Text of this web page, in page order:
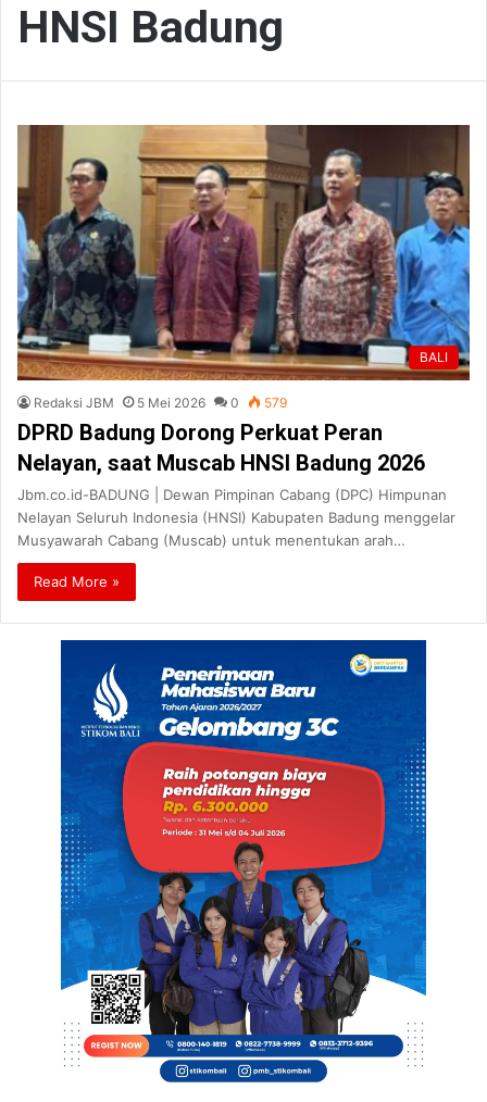
HNSI Badung
BALI
Redaksi JBM 5 Mei 2026 0 579
DPRD Badung Dorong Perkuat Peran
Nelayan, saat Muscab HNSI Badung 2026
Jbm.co.id-BADUNG | Dewan Pimpinan Cabang (DPC) Himpunan
Nelayan Seluruh Indonesia (HNSI) Kabupaten Badung menggelar
Musyawarah Cabang (Muscab) untuk menentukan arah…
Read More »